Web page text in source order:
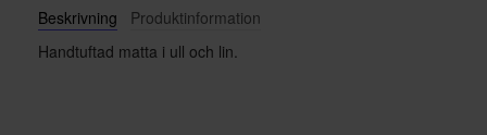
Beskrivning
Produktinformation
Handtuftad matta i ull och lin.